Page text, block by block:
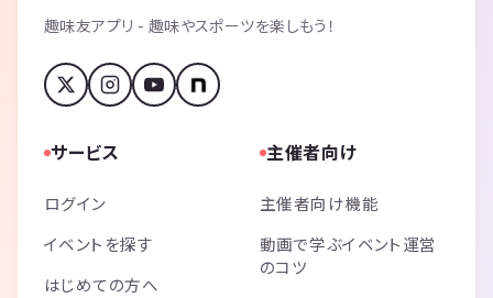
趣味友アプリ - 趣味やスポーツを楽しもう！
サービス
ログイン
イベントを探す
はじめての方へ
主催者向け
主催者向け機能
動画で学ぶイベント運営
のコツ